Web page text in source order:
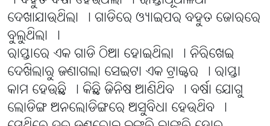
ଦେଖାଯାଉଥିଲା । ଗାଡିରେ ଓ୍ୟାଇପର ବହୁତ ଜୋରରେ
ବୁଲୁଥିଲା ।
ରାସ୍ତାରେ ଏକ ଗାଡି ଠିଆ ହୋଇଥିଲା । ନିରିଖେଇ
ଦେଖିଲାରୁ ଜଣାଗଲା ସେଇଟା ଏକ ଟ୍ରାକ୍ଟର । ରାସ୍ତା
କାମ ହେଉଛି । କିଛି ଜିନିଷ ଆଣିଥିବ । ବର୍ଷା ଯୋଗୁ
ଲୋଡିଙ୍ଗ ଅନଲୋଡିଙ୍ଗରେ ଅସୁବିଧା ହେଉଥିବ ।